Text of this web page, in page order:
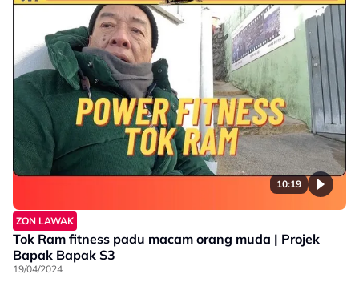
10:19
ZON LAWAK
Tok Ram fitness padu macam orang muda | Projek
Bapak Bapak S3
19/04/2024